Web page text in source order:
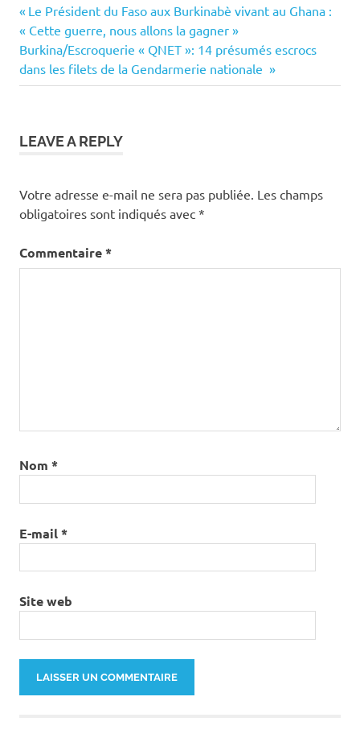
Navigation
de
l’article
Previous
Post:
Le Président du Faso aux Burkinabè vivant au Ghana :
« Cette guerre, nous allons la gagner »
Next
Post:
Burkina/Escroquerie « QNET »: 14 présumés escrocs
dans les filets de la Gendarmerie nationale
LEAVE A REPLY
Votre adresse e-mail ne sera pas publiée. Les champs
obligatoires sont indiqués avec *
Commentaire*
Nom *
E-mail*
Site web